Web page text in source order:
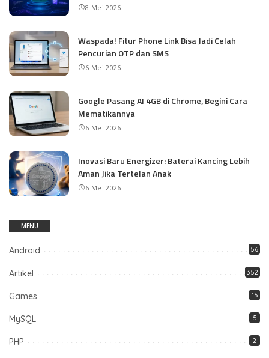
8 Mei 2026
Waspada! Fitur Phone Link Bisa Jadi Celah
Pencurian OTP dan SMS
6 Mei 2026
Google Pasang AI 4GB di Chrome, Begini Cara
Mematikannya
6 Mei 2026
Inovasi Baru Energizer: Baterai Kancing Lebih
Aman Jika Tertelan Anak
6 Mei 2026
MENU
Android 56
Artikel 352
Games 15
MySQL 5
PHP 2